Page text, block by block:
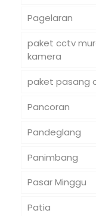
Pagelaran
paket cctv
kamera
paket pasang
Pancoran
Pandeglang
Panimbang
Pasar Minggu
Patia